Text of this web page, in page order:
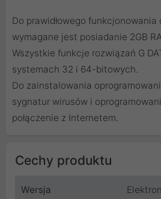
Do prawidłowego funkcjonowania
wymagane jest posiadanie 2GB
Wszystkie funkcje rozwiązań G
systemach 32 i 64-bitowych.
Do zainstalowania
sygnatur wirusów i
połączenie z Internetem.
Cechy produktu
Wersja